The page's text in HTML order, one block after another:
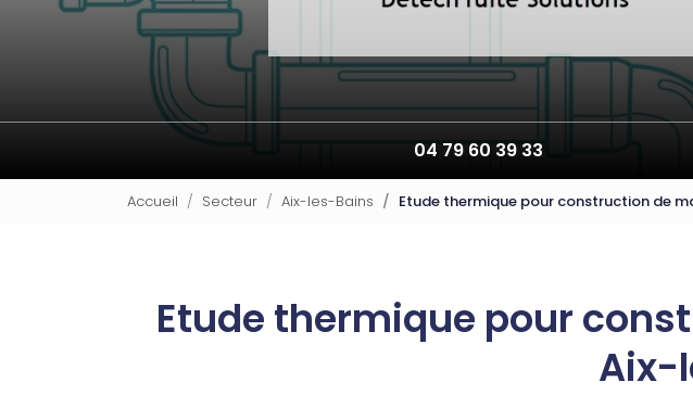
04 79 60 39 33
Accueil Secteur Aix-les-Bains Etude thermique pour construction de
Etude thermique pour
Aix-